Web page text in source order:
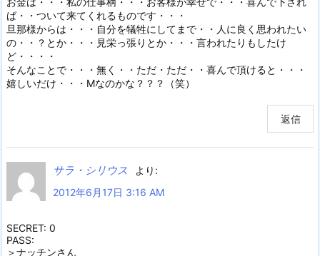
ば・・ついて来てくれるものです・・・
旦那様からは・・・自分を犠牲にしてまで・・人に良く思われたい
の・・？とか・・・見栄っ張りとか・・・言われたりもしたけ
ど・・・・
そんなことで・・・無く・・ただ・ただ・・喜んで頂けると・・・
嬉しいだけ・・・Mなのかな？？？（笑）
返信
サラ・シリウス
より:
2012年6月17日 3:16 AM
SECRET: 0
PASS:
＞ナッチンさん